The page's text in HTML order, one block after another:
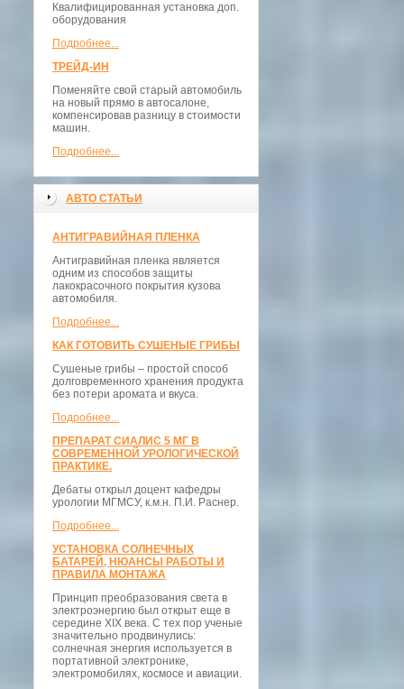
Квалифицированная установка доп.
оборудования
Подробнее...
ТРЕЙД-ИН
Поменяйте свой старый автомобиль
на новый прямо в автосалоне,
компенсировав разницу в стоимости
машин.
Подробнее...
АВТО СТАТЬИ
АНТИГРАВИЙНАЯ ПЛЕНКА
Антигравийная пленка является
одним из способов защиты
лакокрасочного покрытия кузова
автомобиля.
Подробнее...
КАК ГОТОВИТЬ СУШЕНЫЕ ГРИБЫ
Сушеные грибы – простой способ
долговременного хранения продукта
без потери аромата и вкуса.
Подробнее...
ПРЕПАРАТ СИАЛИС 5 МГ В
СОВРЕМЕННОЙ УРОЛОГИЧЕСКОЙ
ПРАКТИКЕ.
Дебаты открыл доцент кафедры
урологии МГМСУ, к.м.н. П.И. Раснер.
Подробнее...
УСТАНОВКА СОЛНЕЧНЫХ
БАТАРЕЙ, НЮАНСЫ РАБОТЫ И
ПРАВИЛА МОНТАЖА
Принцип преобразования света в
электроэнергию был открыт еще в
середине XIX века. С тех пор ученые
значительно продвинулись:
солнечная энергия используется в
портативной электронике,
электромобилях, космосе и авиации.